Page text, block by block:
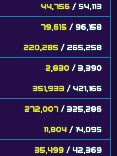
44,756 / 54,113
79,615 / 96,158
220,285 / 265,258
2,830 / 3,390
351,933 / 421,166
272,007 / 325,286
11,804 / 14,095
35,499 / 42,369